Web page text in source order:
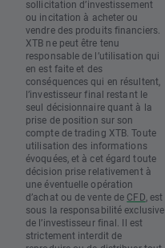
sollicitation d’investissement
ou incitation à acheter ou
vendre des produits financiers.
XTB ne peut être tenu
responsable de l’utilisation qui
en est faite et des
conséquences qui en résultent,
l’investisseur final restant le
seul décisionnaire quant à la
prise de position sur son
compte de trading XTB. Toute
utilisation des informations
évoquées, et à cet égard toute
décision prise relativement à
une éventuelle opération
d’achat ou de vente de CFD , est
sous la responsabilité exclusive
de l’investisseur final. Il est
strictement interdit de